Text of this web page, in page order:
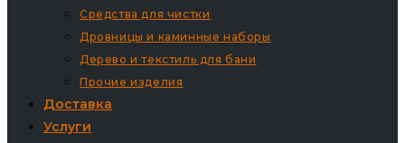
Средства для чистки
Дровницы и каминные наборы
Дерево и текстиль для бани
Прочие изделия
Доставка
Услуги